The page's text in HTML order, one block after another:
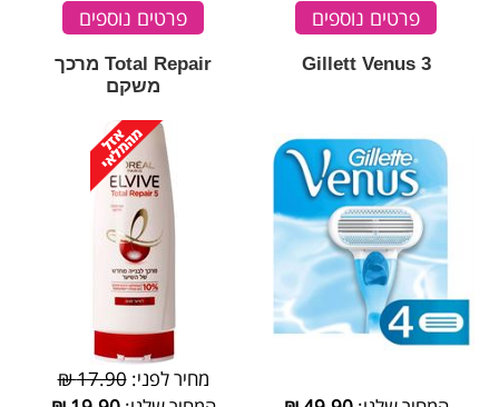
פרטים נוספים פרטים נוספים
Gillett Venus 3
Total Repair מרכך
משקם
מחיר לפני:17.90 ₪